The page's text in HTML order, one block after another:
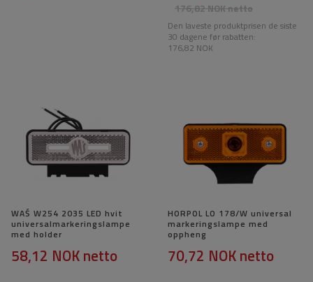
176,82 NOKnetto
Den laveste produktprisen de siste
30 dagene før rabatten:
176,82 NOK
WAŚ W254 2035 LED hvit
universalmarkeringslampe
med holder
58,12 NOKnetto
HORPOL LO 178/W universal
markeringslampe med
oppheng
70,72 NOKnetto